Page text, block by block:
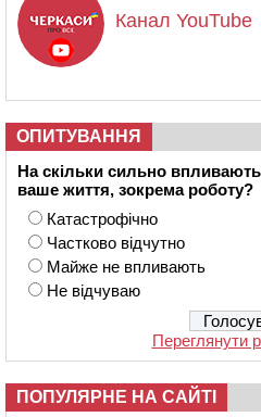
Канал YouTube
ОПИТУВАННЯ
На скільки сильно
ваше життя, зокрема роботу?
Катастрофічно
Частково відчутно
Майже не впливають
Не відчуваю
Переглянути
ПОПУЛЯРНЕ НА САЙТІ